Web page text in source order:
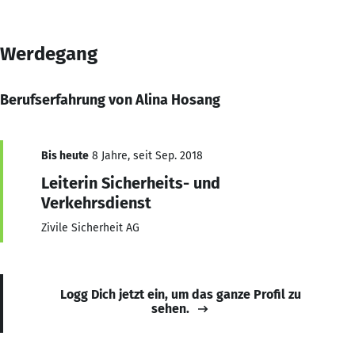
Werdegang
Berufserfahrung von Alina Hosang
Bis heute 8 Jahre, seit Sep. 2018
Leiterin Sicherheits- und
Verkehrsdienst
Zivile Sicherheit AG
Logg Dich jetzt ein, um das ganze Profil zu
sehen.